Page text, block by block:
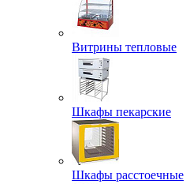
Витрины тепловые
Шкафы пекарские
Шкафы расстоечные